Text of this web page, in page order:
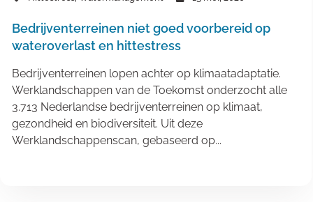
Bedrijventerreinen niet goed voorbereid op
wateroverlast en hittestress
Bedrijventerreinen lopen achter op klimaatadaptatie.
Werklandschappen van de Toekomst onderzocht alle
3.713 Nederlandse bedrijventerreinen op klimaat,
gezondheid en biodiversiteit. Uit deze
Werklandschappenscan, gebaseerd op...